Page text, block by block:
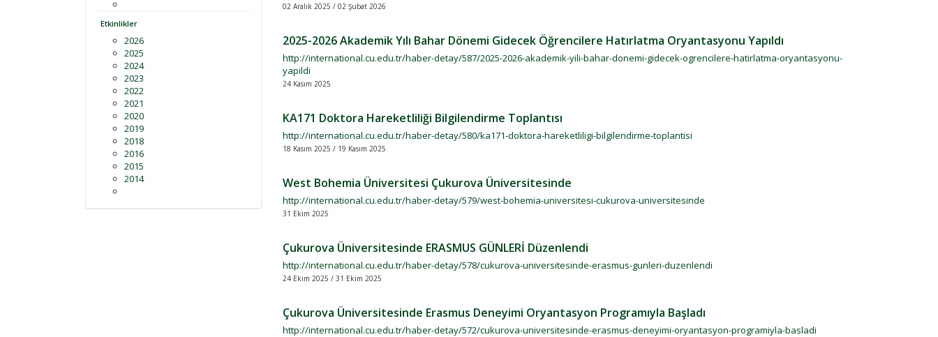
Etkinlikler
2026
2025
2024
2023
2022
2021
2020
2019
2018
2016
2015
2014
02 Aralık 2025 / 02 Şubat 2026
2025-2026 Akademik Yılı Bahar Dönemi Gidecek Öğrencilere Hatırlatma Oryantasyonu Yapıldı
http://international.cu.edu.tr/haber-detay/587/2025-2026-akademik-yili-bahar-donemi-gidecek-ogrencilere-hatirlatma-oryantasyonu-
yapildi
24 Kasım 2025
KA171 Doktora Hareketliliği Bilgilendirme Toplantısı
http://international.cu.edu.tr/haber-detay/580/ka171-doktora-hareketliligi-bilgilendirme-toplantisi
18 Kasım 2025 / 19 Kasım 2025
West Bohemia Üniversitesi Çukurova Üniversitesinde
http://international.cu.edu.tr/haber-detay/579/west-bohemia-universitesi-cukurova-universitesinde
31 Ekim 2025
Çukurova Üniversitesinde ERASMUS GÜNLERİ Düzenlendi
http://international.cu.edu.tr/haber-detay/578/cukurova-universitesinde-erasmus-gunleri-duzenlendi
24 Ekim 2025 / 31 Ekim 2025
Çukurova Üniversitesinde Erasmus Deneyimi Oryantasyon Programıyla Başladı
http://international.cu.edu.tr/haber-detay/572/cukurova-universitesinde-erasmus-deneyimi-oryantasyon-programiyla-basladi